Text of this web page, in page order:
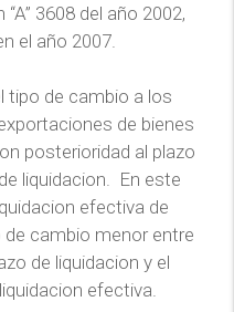
3608 del año 2002,
el año 2007.
tipo de cambio a los
de bienes
posterioridad al plazo
liquidacion. En este
efectiva de
cambio menor entre
de liquidacion y el
efectiva.